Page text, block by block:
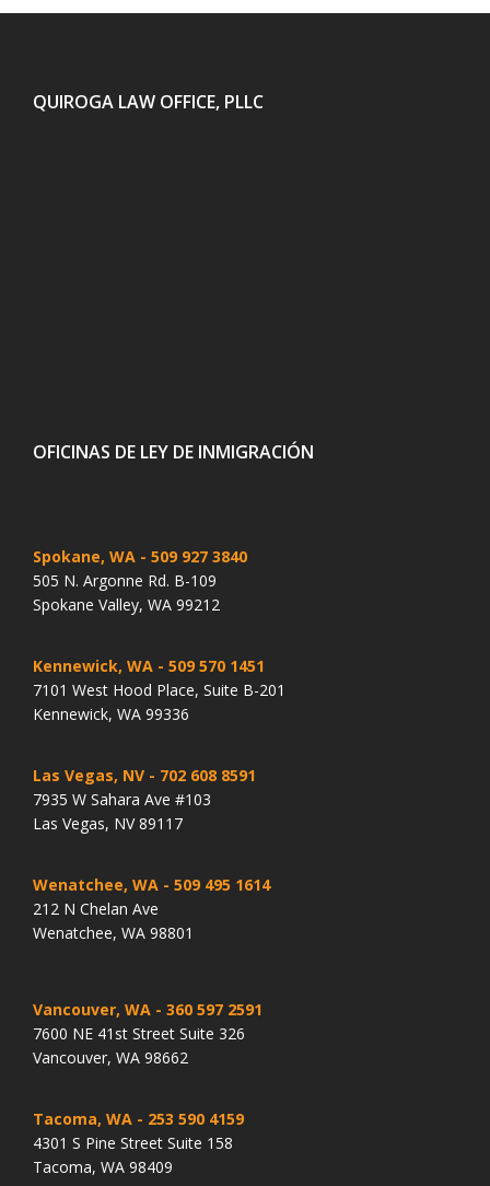
QUIROGA LAW OFFICE, PLLC
OFICINAS DE LEY DE INMIGRACIÓN
Spokane, WA - 509 927 3840
505 N. Argonne Rd. B-109
Spokane Valley, WA 99212
Kennewick, WA - 509 570 1451
7101 West Hood Place, Suite B-201
Kennewick, WA 99336
Las Vegas, NV - 702 608 8591
7935 W Sahara Ave #103
Las Vegas, NV 89117
Wenatchee, WA - 509 495 1614
212 N Chelan Ave
Wenatchee, WA 98801
Vancouver, WA - 360 597 2591
7600 NE 41st Street Suite 326
Vancouver, WA 98662
Tacoma, WA - 253 590 4159
4301 S Pine Street Suite 158
Tacoma, WA 98409